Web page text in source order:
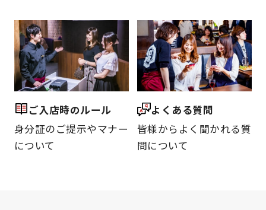
ご入店時のルール
身分証のご提示やマナー
について
よくある質問
皆様からよく聞かれる質
問について